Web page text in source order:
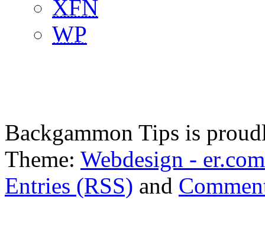
XFN
WP
Backgammon Tips is
Theme: Webdesign - er.com
Entries (RSS) and